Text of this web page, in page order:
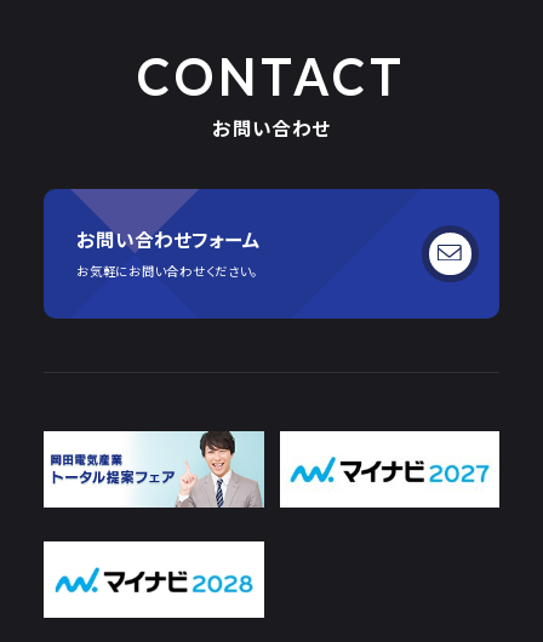
CONTACT
お問い合わせ
お問い合わせフォーム
お気軽にお問い合わせください。